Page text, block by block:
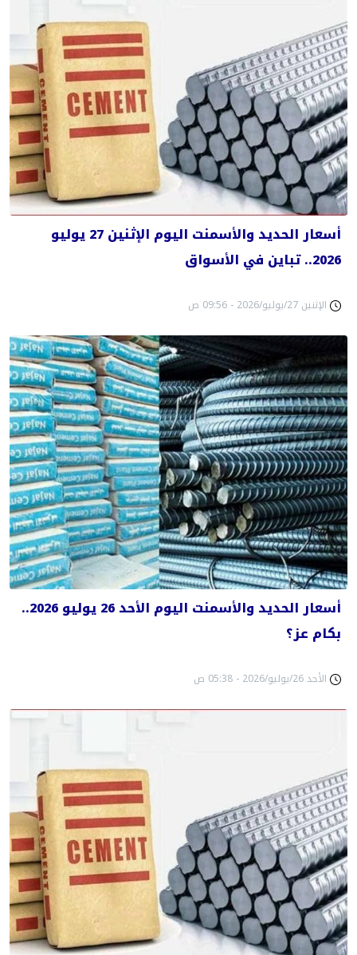
أسعار الحديد والأسمنت اليوم الإثنين 27 يوليو
2026.. تباين في الأسواق
الإثنين 27/يوليو/2026 - 09:56 ص
أسعار الحديد والأسمنت اليوم الأحد 26 يوليو 2026..
بكام عز؟
الأحد 26/يوليو/2026 - 05:38 ص